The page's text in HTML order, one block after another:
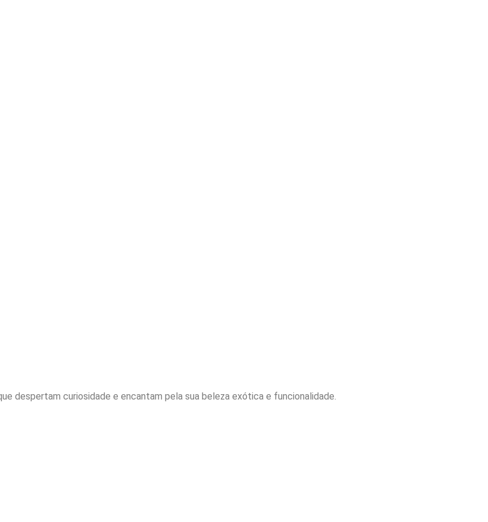
despertam curiosidade e encantam pela sua beleza exótica e funcionalidade.